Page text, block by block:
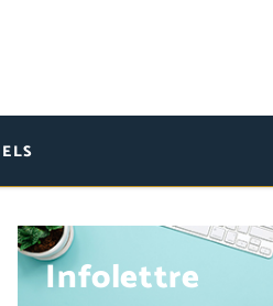
Infolettre